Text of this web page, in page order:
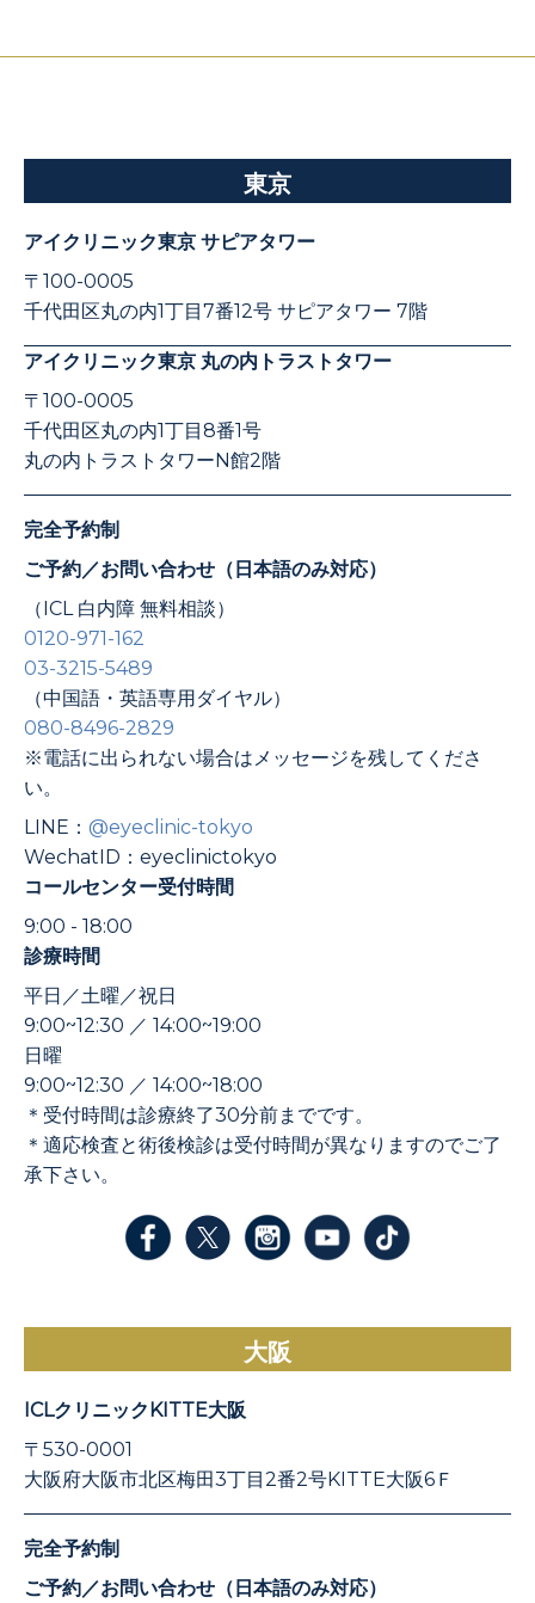
東京
アイクリニック東京 サピアタワー
〒100-0005
千代田区丸の内1丁目7番12号 サピアタワー 7階
アイクリニック東京 丸の内トラストタワー
〒100-0005
千代田区丸の内1丁目8番1号
丸の内トラストタワーN館2階
完全予約制
ご予約／お問い合わせ（日本語のみ対応）
（ICL 白内障 無料相談）
0120-971-162
03-3215-5489
（中国語・英語専用ダイヤル）
080-8496-2829
※電話に出られない場合はメッセージを残してくださ
い。
LINE： @eyeclinic-tokyo
WechatID：eyeclinictokyo
コールセンター受付時間
9:00 - 18:00
診療時間
平日／土曜／祝日
9:00~12:30 ／ 14:00~19:00
日曜
9:00~12:30 ／ 14:00~18:00
＊受付時間は診療終了30分前までです。
＊適応検査と術後検診は受付時間が異なりますのでご了
承下さい。
大阪
ICLクリニックKITTE大阪
〒530-0001
大阪府大阪市北区梅田3丁目2番2号KITTE大阪6Ｆ
完全予約制
ご予約／お問い合わせ（日本語のみ対応）